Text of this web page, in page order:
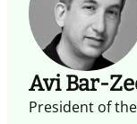
possiamo
del futuro,
Avi Bar-
President of